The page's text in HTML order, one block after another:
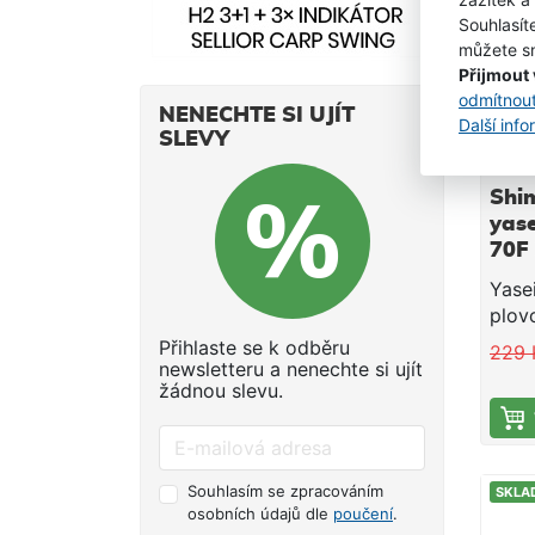
můžete
Přijmout
Další
NENECHTE SI UJÍT
SLEVY
Přihlaste se k odběru
newsletteru a nenechte si ujít
žádnou slevu.
Souhlasím se zpracováním
osobních údajů dle poučení.
70F
229